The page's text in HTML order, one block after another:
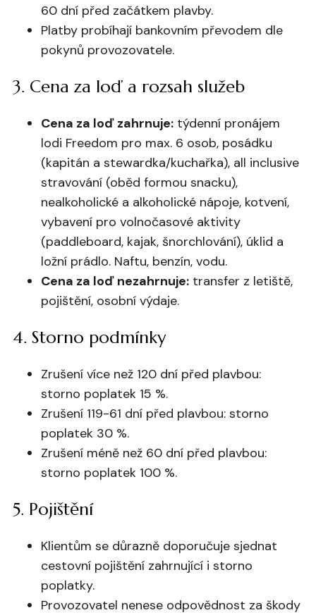
60 dní před začátkem plavby.
Platby probíhají bankovním převodem dle
pokynů provozovatele.
3. Cena za loď a rozsah služeb
Cena za loď zahrnuje: týdenní pronájem
lodi Freedom pro max. 6 osob, posádku
(kapitán a stewardka/kuchařka), all inclusive
stravování (oběd formou snacku),
nealkoholické a alkoholické nápoje, kotvení,
vybavení pro volnočasové aktivity
(paddleboard, kajak, šnorchlování), úklid a
ložní prádlo. Naftu, benzín, vodu.
Cena za loď nezahrnuje: transfer z letiště,
pojištění, osobní výdaje.
4. Storno podmínky
Zrušení více než 120 dní před plavbou:
storno poplatek 15 %.
Zrušení 119-61 dní před plavbou: storno
poplatek 30 %.
Zrušení méně než 60 dní před plavbou:
storno poplatek 100 %.
5. Pojištění
Klientům se důrazně doporučuje sjednat
cestovní pojištění zahrnující i storno
poplatky.
Provozovatel nenese odpovědnost za škody